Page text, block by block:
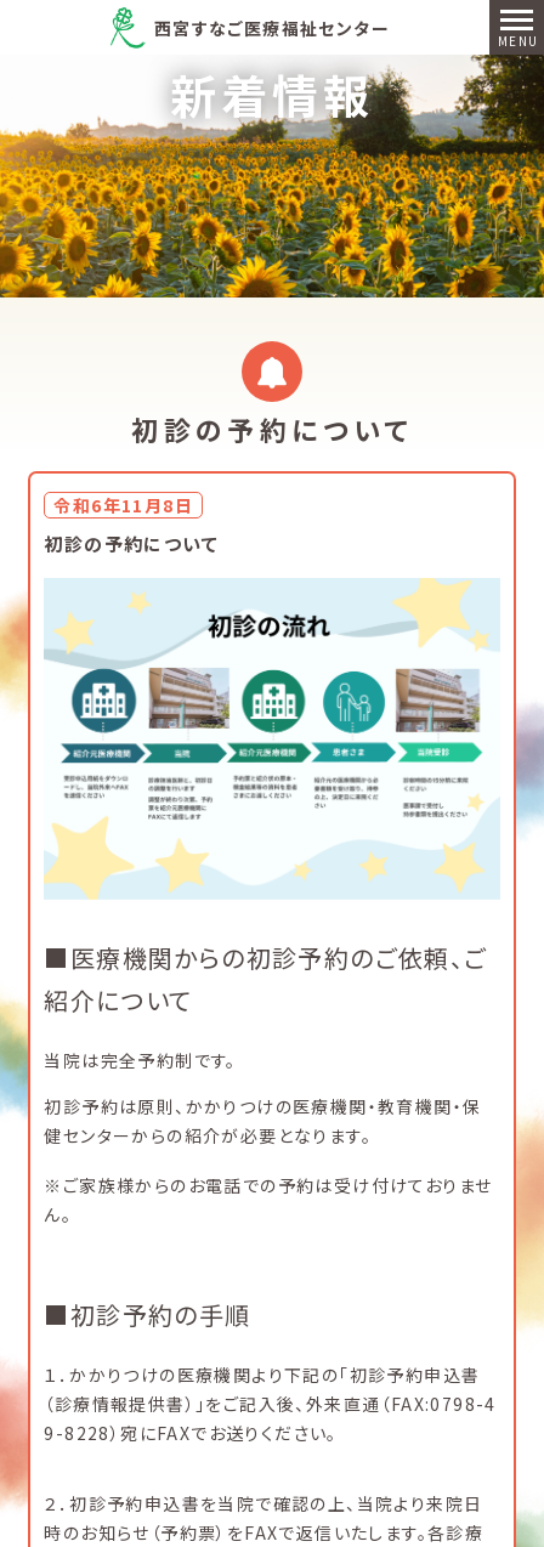
西宮すなご医療福祉センター
新着情報
初診の予約について
令和6年11月8日
初診の予約について
■医療機関からの初診予約のご依頼、ご
紹介について
当院は完全予約制です。
初診予約は原則、かかりつけの医療機関・教育機関・保
健センターからの紹介が必要となります。
※ご家族様からのお電話での予約は受け付けておりませ
ん。
■初診予約の手順
１．かかりつけの医療機関より下記の「初診予約申込書
（診療情報提供書）」をご記入後、外来直通（FAX:0798-4
9-8228）宛にFAXでお送りください。
２．初診予約申込書を当院で確認の上、当院より来院日
時のお知らせ（予約票）をFAXで返信いたします。各診療